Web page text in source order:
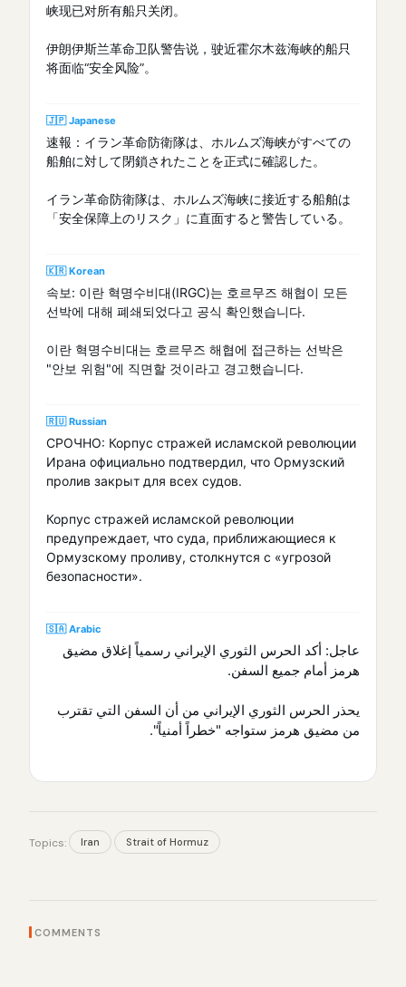
峡现已对所有船只关闭。
伊朗伊斯兰革命卫队警告说，驶近霍尔木兹海峡的船只
将面临“安全风险”。
🇯🇵 Japanese
速報：イラン革命防衛隊は、ホルムズ海峡がすべての
船舶に対して閉鎖されたことを正式に確認した。
イラン革命防衛隊は、ホルムズ海峡に接近する船舶は
「安全保障上のリスク」に直面すると警告している。
🇰🇷 Korean
속보: 이란 혁명수비대(IRGC)는 호르무즈 해협이 모든
선박에 대해 폐쇄되었다고 공식 확인했습니다.
이란 혁명수비대는 호르무즈 해협에 접근하는 선박은
"안보 위험"에 직면할 것이라고 경고했습니다.
🇷🇺 Russian
СРОЧНО: Корпус стражей исламской революции
Ирана официально подтвердил, что Ормузский
пролив закрыт для всех судов.
Корпус стражей исламской революции
предупреждает, что суда, приближающиеся к
Ормузскому проливу, столкнутся с «угрозой
безопасности».
🇸🇦 Arabic
عاجل: أكد الحرس الثوري الإيراني رسمياً إغلاق مضيق
هرمز أمام جميع السفن.
يحذر الحرس الثوري الإيراني من أن السفن التي تقترب
من مضيق هرمز ستواجه "خطراً أمنياً".
Topics: Iran Strait of Hormuz
COMMENTS